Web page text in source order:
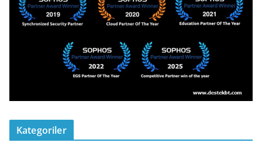
Kategoriler